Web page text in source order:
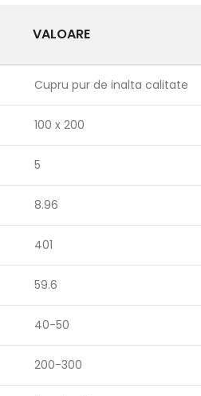
VALOARE
Cupru pur de inalta calitate
100 x 200
5
8.96
401
59.6
40-50
200-300